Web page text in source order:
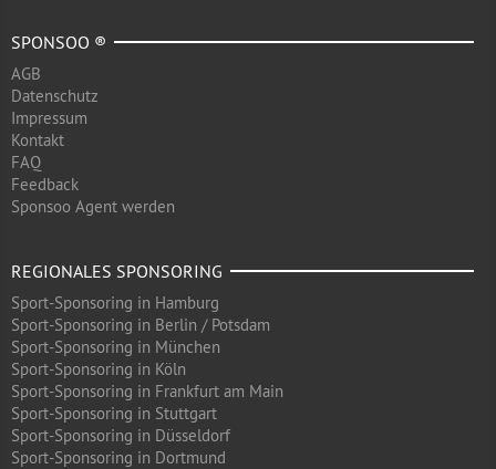
SPONSOO ®
AGB
Datenschutz
Impressum
Kontakt
FAQ
Feedback
Sponsoo Agent werden
REGIONALES SPONSORING
Sport-Sponsoring in Hamburg
Sport-Sponsoring in Berlin / Potsdam
Sport-Sponsoring in München
Sport-Sponsoring in Köln
Sport-Sponsoring in Frankfurt am Main
Sport-Sponsoring in Stuttgart
Sport-Sponsoring in Düsseldorf
Sport-Sponsoring in Dortmund